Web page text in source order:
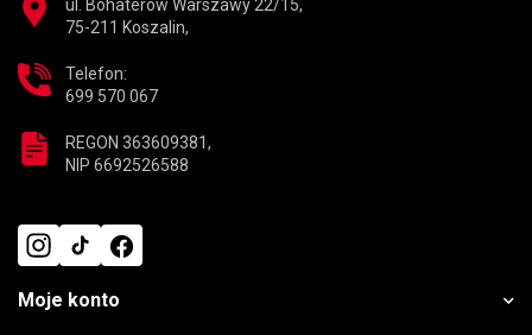
ul. Bohaterów Warszawy 22/15,
75-211 Koszalin,
Telefon:
699 570 067
REGON 363609381,
NIP 6692526588
Moje konto